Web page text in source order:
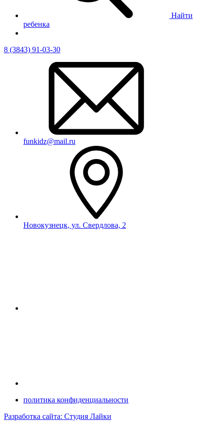
Найти
ребенка
8 (3843) 91-03-30
funkidz@mail.ru
Новокузнецк, ул. Свердлова, 2
политика конфиденциальности
Разработка сайта: Студия Лайки